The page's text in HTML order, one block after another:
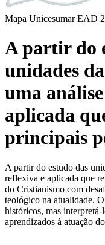
Mapa Unicesumar EAD
A partir do
unidades
uma
aplicada
principais
A partir do estudo das
reflexiva e aplicada que
do Cristianismo com
teológico na atualidade.
históricos, mas
aprendizados à atuação